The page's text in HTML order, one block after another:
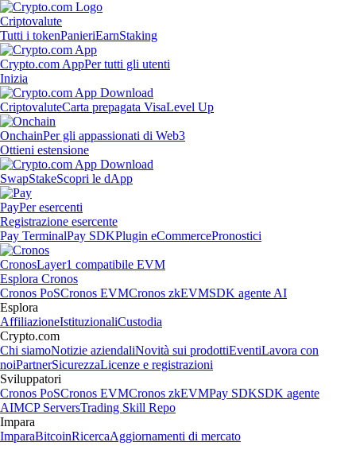
Criptovalute
Tutti i tokenPanieriEarnStaking
Crypto.com AppPer tutti gli utenti
Inizia
CriptovaluteCarta prepagata VisaLevel Up
OnchainPer gli appassionati di Web3
Ottieni estensione
SwapStakeScopri le dApp
PayPer esercenti
Registrazione esercente
Pay TerminalPay SDKPlugin eCommercePronostici
CronosLayer1 compatibile EVM
Esplora Cronos
Cronos PoSCronos EVMCronos zkEVMSDK agente AI
Esplora
AffiliazioneIstituzionaliCustodia
Crypto.com
Chi siamoNotizie aziendaliNovità sui prodottiEventiLavora con
noiPartnerSicurezzaLicenze e registrazioni
Sviluppatori
Cronos PoSCronos EVMCronos zkEVMPay SDKSDK agente
AIMCP ServersTrading Skill Repo
Impara
ImparaBitcoinRicercaAggiornamenti di mercato